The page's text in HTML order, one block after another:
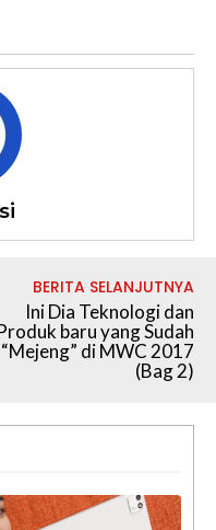
BERITA SELANJUTNYA
Ini Dia Teknologi dan
baru yang Sudah
“Mejeng” di MWC 2017
(Bag 2)